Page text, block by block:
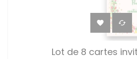
 
Lot de 8 cartes